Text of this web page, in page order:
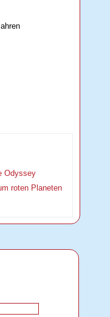
Odyssey
roten Planeten